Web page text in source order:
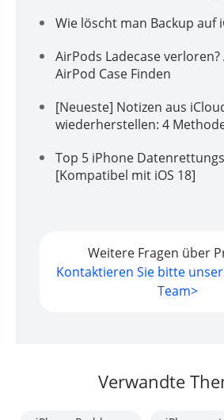
Wie löscht man Backup auf
AirPods Ladecase
AirPod Case Finden
[Neueste] Notizen aus
wiederherstellen: 4
Top 5 iPhone
[Kompatibel mit iOS 18]
Weitere Fragen über
Kontaktieren Sie bitte
Team>
Verwandte